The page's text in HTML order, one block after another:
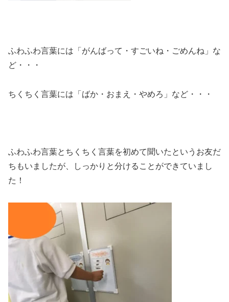
ふわふわ言葉には「がんばって・すごいね・ごめんね」な
ど・・・
ちくちく言葉には「ばか・おまえ・やめろ」など・・・
ふわふわ言葉とちくちく言葉を初めて聞いたというお友だ
ちもいましたが、しっかりと分けることができていまし
た！